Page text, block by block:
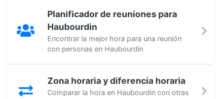
Planificador de reuniones para
Haubourdin
Encontrar la mejor hora para una reunión
con personas en Haubourdin
Zona horaria y diferencia horaria
Comparar la hora en Haubourdin con otras